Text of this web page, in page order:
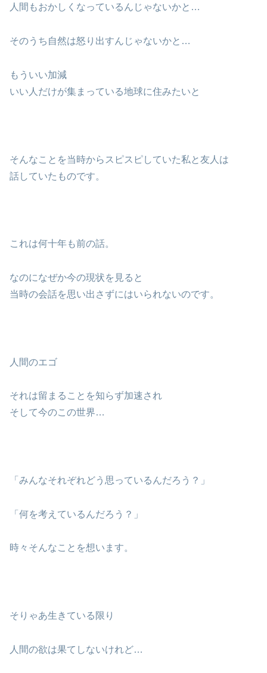
人間もおかしくなっているんじゃないかと…
そのうち自然は怒り出すんじゃないかと…
もういい加減
いい人だけが集まっている地球に住みたいと
そんなことを当時からスピスピしていた私と友人は
話していたものです。
これは何十年も前の話。
なのになぜか今の現状を見ると
当時の会話を思い出さずにはいられないのです。
人間のエゴ
それは留まることを知らず加速され
そして今のこの世界…
「みんなそれぞれどう思っているんだろう？」
「何を考えているんだろう？」
時々そんなことを想います。
そりゃあ生きている限り
人間の欲は果てしないけれど…